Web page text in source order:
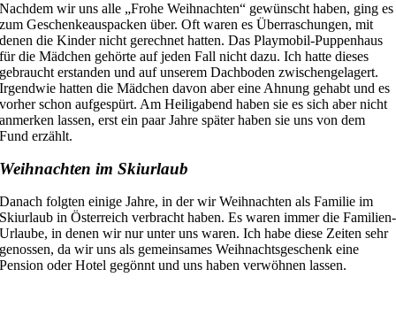
Nachdem wir uns alle „Frohe Weihnachten“ gewünscht haben, ging es
zum Geschenkeauspacken über. Oft waren es Überraschungen, mit
denen die Kinder nicht gerechnet hatten. Das Playmobil-Puppenhaus
für die Mädchen gehörte auf jeden Fall nicht dazu. Ich hatte dieses
gebraucht erstanden und auf unseremDachboden zwischengelagert.
Irgendwie hatten die Mädchen davon aber eine Ahnung gehabt und es
vorher schon aufgespürt. Am Heiligabend haben sie es sich aber nicht
anmerken lassen, erst ein paar Jahre später haben sie uns von dem
Fund erzählt.
Weihnachten im Skiurlaub
Danach folgten einige Jahre, in der wir Weihnachten als Familie im
Skiurlaub in Österreich verbracht haben. Es waren immer die Familien-
Urlaube, in denenwir nur unter uns waren. Ich habe diese Zeiten sehr
genossen, da wir uns als gemeinsames Weihnachtsgeschenk eine
Pension oder Hotel gegönnt und uns haben verwöhnen lassen.